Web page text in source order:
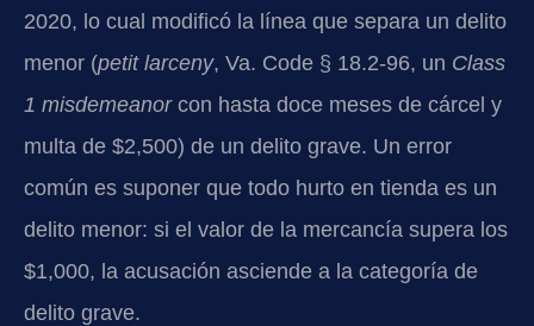
2020, lo cual modificó la línea que separa un delito
menor (petit larceny, Va. Code § 18.2-96, un Class
1 misdemeanorcon hasta doce meses de cárcel y
multa de $2,500) de un delito grave. Un error
común es suponer que todo hurto en tienda es un
delito menor: si el valor de la mercancía supera los
$1,000, la acusación asciende a la categoría de
delito grave.